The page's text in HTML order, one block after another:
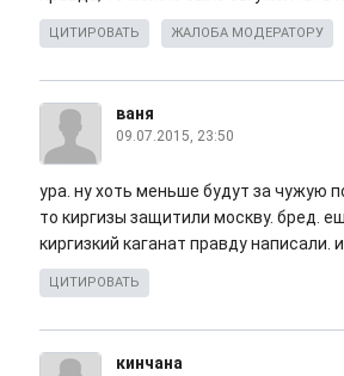
ЦИТИРОВАТЬ ЖАЛОБА МОДЕРАТОРУ
ваня
09.07.2015, 23:50
ура. ну хоть меньше будут за чужую
то киргизы защитили москву. бред.
киргизкий каганат правду написали.
ЦИТИРОВАТЬ
кинчана